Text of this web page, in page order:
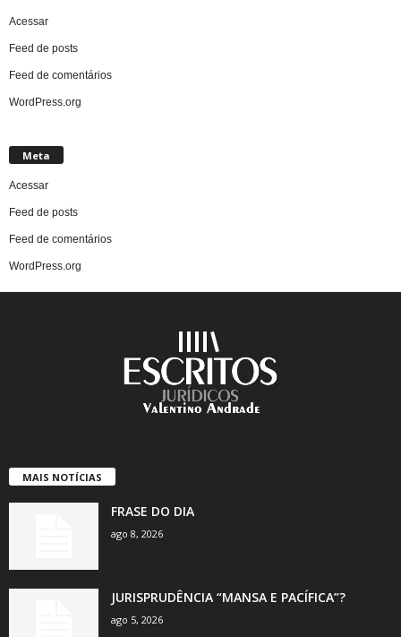
Acessar
Feed de posts
Feed de comentários
WordPress.org
Meta
Acessar
Feed de posts
Feed de comentários
WordPress.org
MAIS NOTÍCIAS
FRASE DO DIA
ago 8, 2026
JURISPRUDÊNCIA “MANSA E PACÍFICA”?
ago 5, 2026